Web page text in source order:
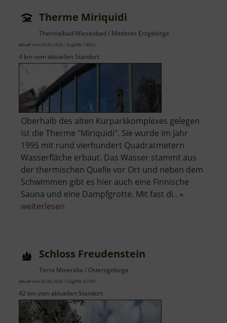
Therme Miriquidi
Thermalbad Wiesenbad / Mittleres Erzgebirge
aktuell vom 04.06.2026 / Zugriffe: 13602
4 km vom aktuellen Standort
Oberhalb des alten Kurparkkomplexes gelegen
ist die Therme "Miriquidi". Sie wurde im Jahr
1995 mit rund vierhundert Quadratmetern
Wasserfläche erbaut. Das Wasser stammt aus
der thermischen Quelle vor Ort und neben dem
Schwimmen gibt es hier auch eine Finnische
Sauna und eine Dampfgrotte. Mit fast di.. »
weiterlesen
Schloss Freudenstein
Terra Mineralia / Osterzgebirge
aktuell vom 06.06.2026 / Zugriffe: 61595
42 km vom aktuellen Standort